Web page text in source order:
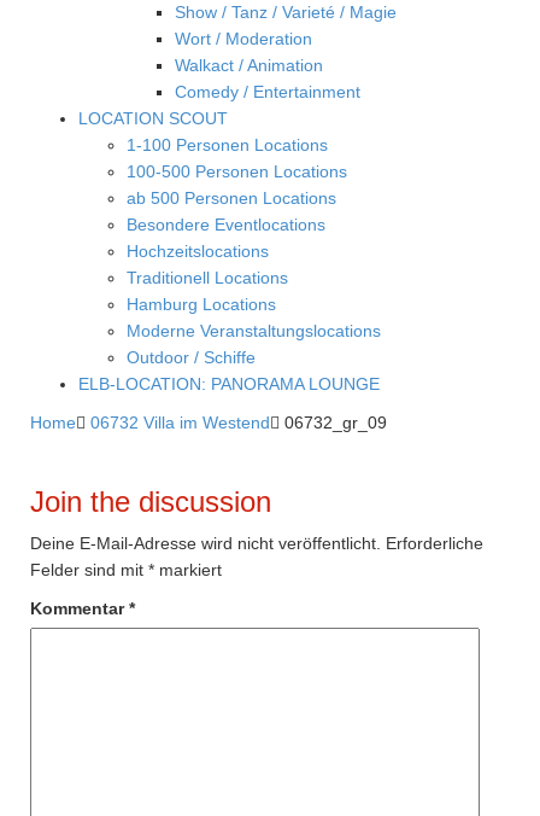
Show / Tanz / Varieté / Magie
Wort / Moderation
Walkact / Animation
Comedy / Entertainment
LOCATION SCOUT
1-100 Personen Locations
100-500 Personen Locations
ab 500 Personen Locations
Besondere Eventlocations
Hochzeitslocations
Traditionell Locations
Hamburg Locations
Moderne Veranstaltungslocations
Outdoor / Schiffe
ELB-LOCATION: PANORAMA LOUNGE
Home 06732 Villa im Westend 06732_gr_09
Join the discussion
Deine E-Mail-Adresse wird nicht veröffentlicht. Erforderliche
Felder sind mit * markiert
Kommentar*